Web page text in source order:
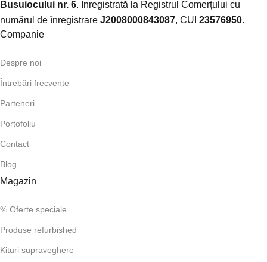
Busuiocului nr. 6. Înregistrată la Registrul Comerțului cu
numărul de înregistrare J2008000843087, CUI 23576950.​
Companie
Despre noi
Întrebări frecvente
Parteneri
Portofoliu
Contact
Blog
Magazin
% Oferte speciale
Produse refurbished
Kituri supraveghere